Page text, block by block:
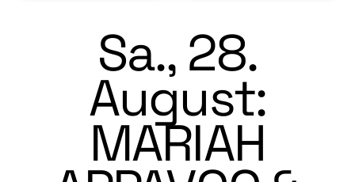
Sa., 28.
August:
MARIAH